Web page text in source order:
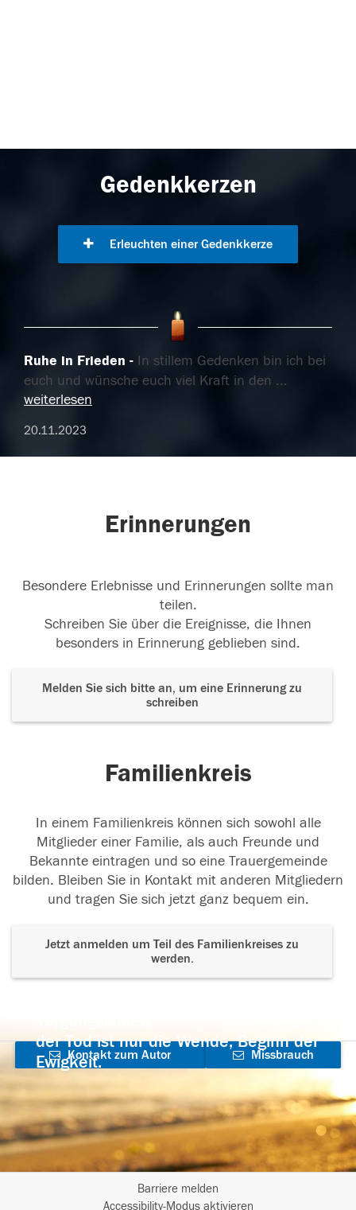
Gedenkkerzen
Erleuchten einer Gedenkkerze
Ruhe in Frieden
In stillem Gedenken bin ich bei
euch und wünsche euch viel Kraft in den ...
weiterlesen
20.11.2023
Erinnerungen
Besondere Erlebnisse und Erinnerungen sollte man
teilen.
Schreiben Sie über die Ereignisse, die Ihnen
besonders in Erinnerung geblieben sind.
Melden Sie sich bitte an, um eine Erinnerung zu
schreiben
Familienkreis
In einem Familienkreis können sich sowohl alle
Mitglieder einer Familie, als auch Freunde und
Bekannte eintragen und so eine Trauergemeinde
bilden. Bleiben Sie in Kontakt mit anderen Mitgliedern
und tragen Sie sich jetzt ganz bequem ein.
Jetzt anmelden um Teil des Familienkreises zu
werden.
der Tod ist nur die Wende, Beginn der
Ewigkeit.
Kontakt zum Autor
aufnehmen
Missbrauch
Barriere melden
Accessibility-Modus aktivieren